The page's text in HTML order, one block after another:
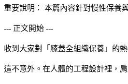
重要說明： 本篇內容針對慢性保養
​--- 正文開始 ---
收到大家對「膝蓋全組織保養」的
這不意外。在人體的工程設計裡，